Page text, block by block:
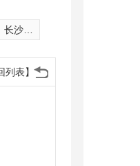
第19
列表】